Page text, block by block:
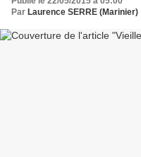
Par Laurence SERRE (Marinier)